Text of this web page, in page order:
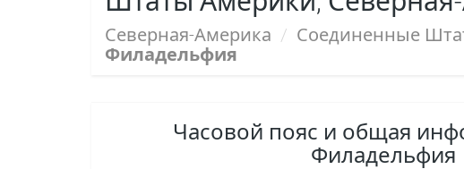
Северная-Америка / Соединенные
Филадельфия
Часовой пояс и общая
Филадельфия